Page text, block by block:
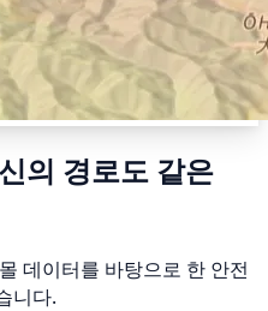
의 경로도 같은
데이터를 바탕으로 한 안전
니다.